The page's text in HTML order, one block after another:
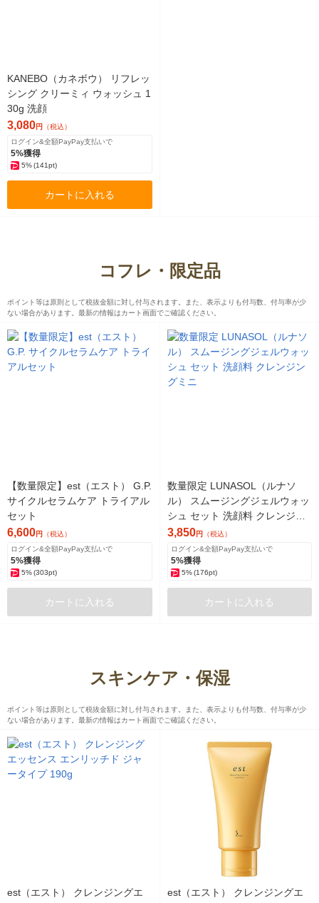
KANEBO（カネボウ） リフレッ
シング クリーミィ ウォッシュ 1
30g 洗顔
3,080円 （税込）
ログイン&全額PayPay支払いで
5%獲得
5%(141pt)
カートに入れる
コフレ・限定品
ポイント等は原則として税抜金額に対し付与されます。また、表示よりも付与数、付与率が少
ない場合があります。最新の情報はカート画面でご確認ください。
【数量限定】est（エスト） G.P.
サイクルセラムケア トライアル
セット
6,600円 （税込）
ログイン&全額PayPay支払いで
5%獲得
5%(303pt)
カートに入れる
数量限定 LUNASOL（ルナソ
ル） スムージングジェルウォッ
シュ セット 洗顔料 クレンジン
グミニ
3,850円 （税込）
ログイン&全額PayPay支払いで
5%獲得
5% (176pt)
カートに入れる
スキンケア・保湿
ポイント等は原則として税抜金額に対し付与されます。また、表示よりも付与数、付与率が少
ない場合があります。最新の情報はカート画面でご確認ください。
est（エスト） クレンジングエ
est（エスト） クレンジングエ